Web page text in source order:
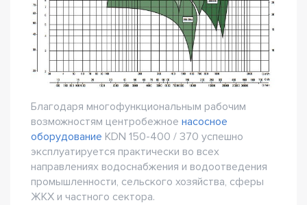
Благодаря многофункциональным рабочим
возможностям центробежное насосное
оборудование KDN 150-400 / 370 успешно
эксплуатируется практически во всех
направлениях водоснабжения и водоотведения
промышленности, сельского хозяйства, сферы
ЖКХ и частного сектора.